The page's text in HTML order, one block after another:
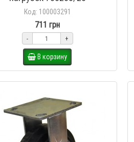
Код: 100003291
711 грн
- +
В корзину